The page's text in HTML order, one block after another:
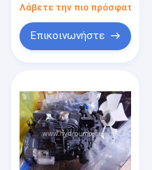
Λάβετε την πιο πρόσφατη
Επικοινωνήστε